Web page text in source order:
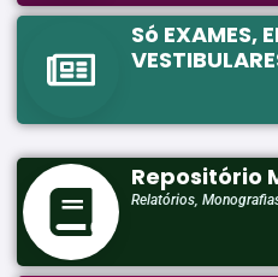
Só EXAMES,
Repositório
Relatórios,